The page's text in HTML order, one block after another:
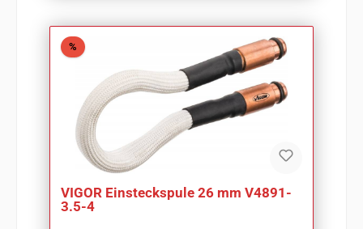
%Rabatt
VIGOR Einsteckspule 26 mm V4891-
3.5-4